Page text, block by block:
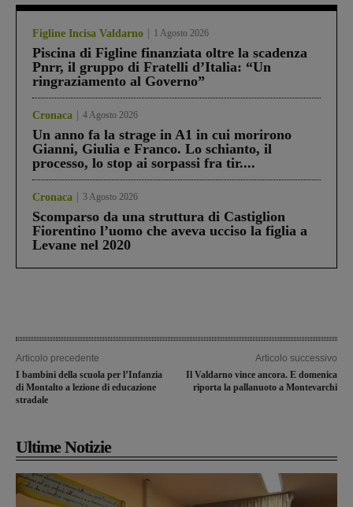
Figline Incisa Valdarno 1 Agosto 2026
Piscina di Figline finanziata oltre la scadenza
Pnrr, il gruppo di Fratelli d’Italia: “Un
ringraziamento al Governo”
Cronaca 4 Agosto 2026
Un anno fa la strage in A1 in cui morirono
Gianni, Giulia e Franco. Lo schianto, il
processo, lo stop ai sorpassi fra tir....
Cronaca 3 Agosto 2026
Scomparso da una struttura di Castiglion
Fiorentino l’uomo che aveva ucciso la figlia a
Levane nel 2020
Articolo precedente
I bambini della scuola per l’Infanzia
di Montalto a lezione di educazione
stradale
Articolo successivo
Il Valdarno vince ancora. E domenica
riporta la pallanuoto a Montevarchi
Ultime Notizie